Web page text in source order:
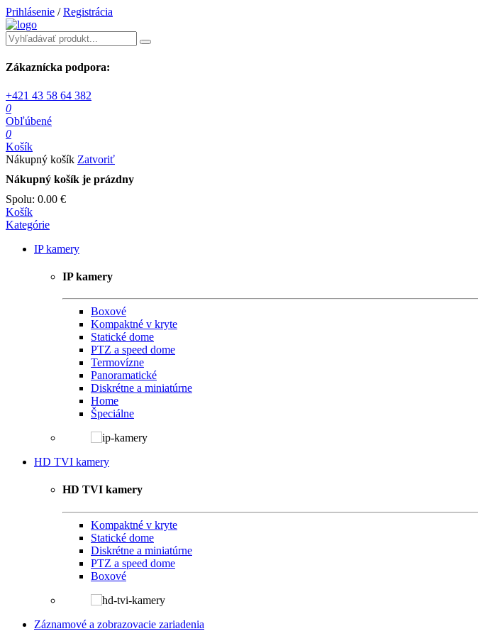
Prihlásenie / Registrácia
Zákaznícka podpora:
+421 43 58 64 382
0
Obľúbené
0
Košík
Nákupný košík Zatvoriť
Nákupný košík je prázdny
Spolu: 0.00 €
Košík
Kategórie
IP kamery
IP kamery
Boxové
Kompaktné v kryte
Statické dome
PTZ a speed dome
Termovízne
Panoramatické
Diskrétne a miniatúrne
Home
Špeciálne
HD TVI kamery
HD TVI kamery
Kompaktné v kryte
Statické dome
Diskrétne a miniatúrne
PTZ a speed dome
Boxové
Záznamové a zobrazovacie zariadenia